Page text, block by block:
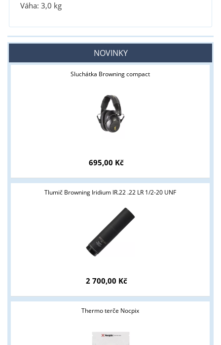
Váha: 3,0 kg
NOVINKY
Sluchátka Browning compact
695,00 Kč
Tlumič Browning Iridium IR.22 .22 LR 1/2-20 UNF
2 700,00 Kč
Thermo terče Nocpix